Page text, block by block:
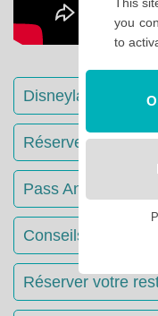
Disneyland Paris :
Réserver votre
Pass Annuels
Conseils &
Réserver votre
you
to